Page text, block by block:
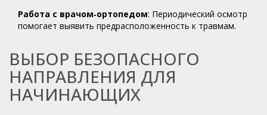
Работа с врачом‑ортопедом: Периодический осмотр
помогает выявить предрасположенность к травмам.
ВЫБОР БЕЗОПАСНОГО
НАПРАВЛЕНИЯ ДЛЯ
НАЧИНАЮЩИХ